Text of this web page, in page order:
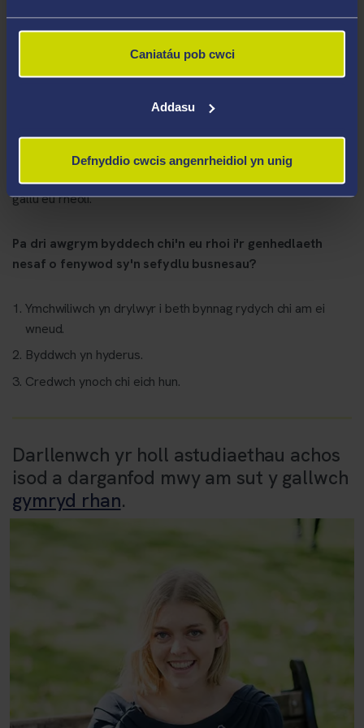
Caniatáu pob cwci
Addasu
Defnyddio cwcis angenrheidiol yn unig
Fyddwn i wedi gwneud unrhyw beth yn wahanol? Byddwn i
Beth yw'r cyngor gorau a roddwyd i chi yn ystod eich
taith entrepreneuraidd?
Peidiwch â cheisio newid na phoeni am bethau nad ydych chi'n
gallu eu rheoli.
Pa dri awgrym byddech chi'n eu rhoi i'r genhedlaeth
nesaf o fenywod sy'n sefydlu busnesau?
Ymchwiliwch yn drylwyr i beth bynnag rydych chi am ei
wneud.
Byddwch yn hyderus.
Credwch ynoch chi eich hun.
Darllenwch yr holl astudiaethau achos
isod a darganfod mwy am sut y gallwch
gymryd rhan.